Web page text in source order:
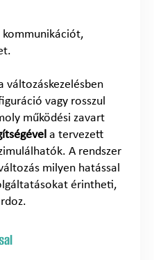
kommunikációt,
változáskezelésben
vagy rosszul
működési zavart
a tervezett
A rendszer
milyen hatással
érintheti,